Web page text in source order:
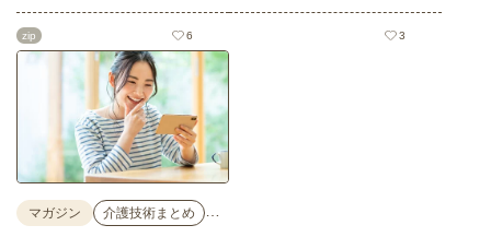
知識（効能効果、副作用、併用
注意点など）を詳しく解説。約1
00種類の情報を無料でダウンロ
ードできます。さらにこの記事
ではよくみられている薬5選を一
括ダウンロードできます。正し
い知識を身につけケアスキルを
高めましょう。
zip 6
料の収集がぐっと楽になる便利
機能が使えるようになります。
3
マガジン 介護技術まとめ